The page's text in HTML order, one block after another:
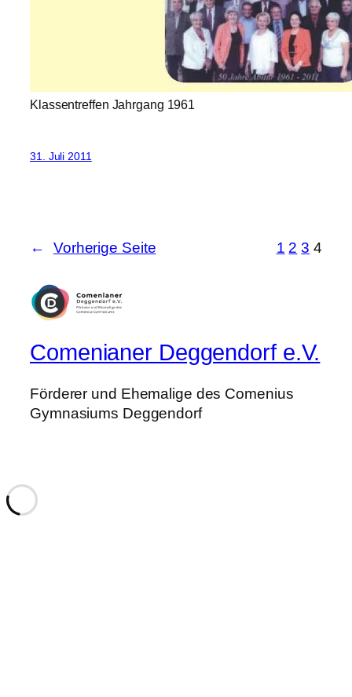
Klassentreffen Jahrgang 1961
31. Juli 2011
← Vorherige Seite 1 2 3 4
Comenianer Deggendorf e.V.
Förderer und Ehemalige des Comenius
Gymnasiums Deggendorf